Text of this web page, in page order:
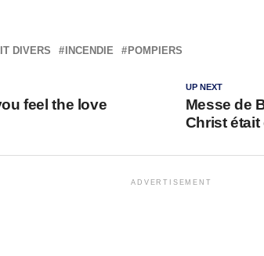
DIVERS INCENDIE POMPIERS
UP NEXT
Messe de
Christ était
feel the love
ADVERTISEMENT